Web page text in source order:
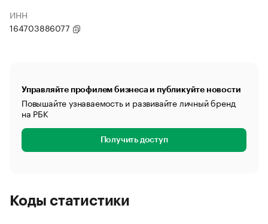
ИНН
164703886077
Управляйте профилем бизнеса и публикуйте новости
Повышайте узнаваемость и развивайте личный бренд
на РБК
Получить доступ
Коды статистики